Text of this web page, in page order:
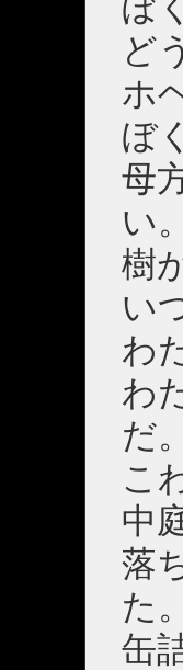
ど
ホ
ぼ
母
い。
樹
い
わ
わ
だ。
こ
中
落
た。
缶